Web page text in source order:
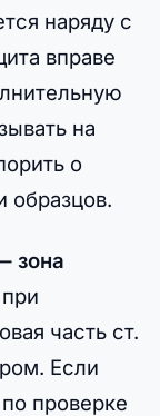
наряду с
вправе
на
о
образцов.
зона
часть ст.
Если
проверке